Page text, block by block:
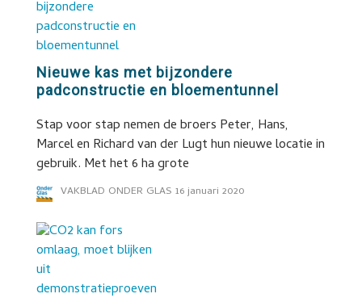
Nieuwe kas met bijzondere
padconstructie en bloementunnel
Stap voor stap nemen de broers Peter, Hans,
Marcel en Richard van der Lugt hun nieuwe locatie in
gebruik. Met het 6 ha grote
VAKBLAD ONDER GLAS 16 januari 2020